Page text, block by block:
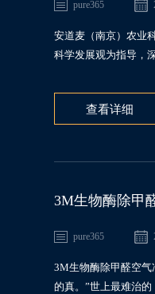
pure365
安道麦（南京）农业
科学发展观为指导，
查看详细
3M生物酶除甲
pure365
3M生物酶除甲醛空气
的真。”世上最难治